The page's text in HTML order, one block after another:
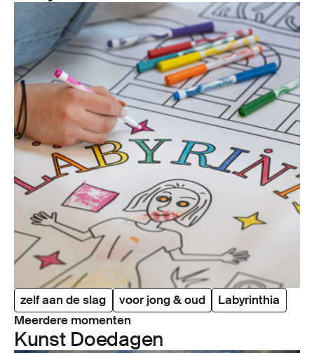
zelf aan de slag voor jong & oud
Labyrinthia
Meerdere momenten
Kunst Doedagen